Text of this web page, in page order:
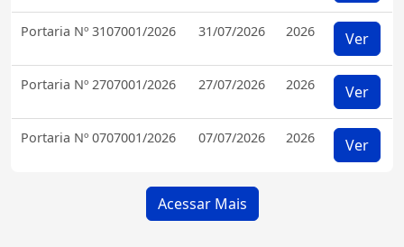
Portaria Nº 3107001/2026 31/07/2026 2026 Ver
Portaria Nº 2707001/2026 27/07/2026 2026 Ver
Portaria Nº 0707001/2026 07/07/2026 2026 Ver
Acessar Mais